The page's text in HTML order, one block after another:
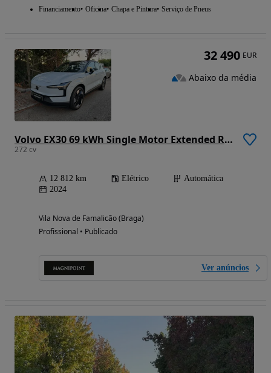
Financiamento Oficina Chapa e Pintura Serviço de Pneus
Volvo EX30 69 kWh Single Motor Extended Range Plus
272 cv
12 812 km Elétrico
Automática
2024
Vila Nova de Famalicão (Braga)
Profissional • Publicado
Ver anúncios
32 490 EUR
Abaixo da média